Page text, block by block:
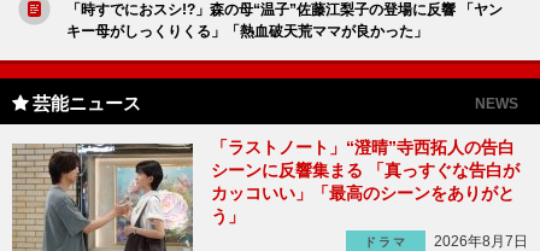
「時すでにおスシ!?」森の母“温子”佐藤江梨子の登場に反響 「ヤン
キー母がしっくりくる」「熱血破天荒ママが良かった」
芸能ニュース NEWS
「ラストノート」“澄晴”寺西拓人の告白
シーンに反響集まる 「真っすぐな告白が
カッコいい」「最高のシーンをありがと
う」
ドラマ
2026年8月7日